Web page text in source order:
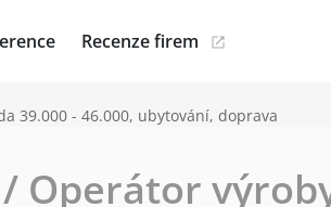
Recenze firem
39.000 - 46.000, ubytování, doprava
Operátor